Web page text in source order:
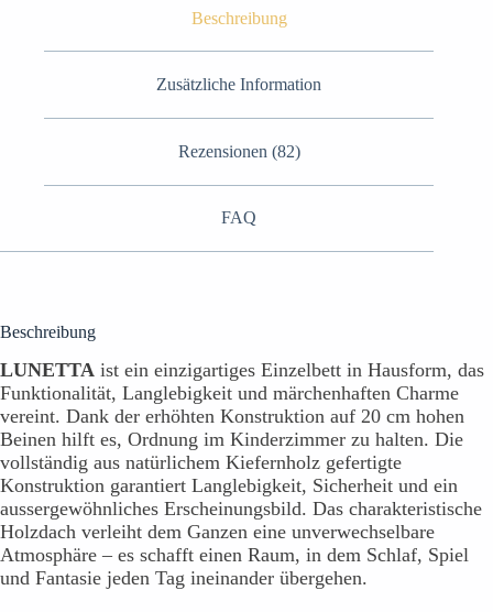
Beschreibung
Zusätzliche Information
Rezensionen (82)
FAQ
Beschreibung
LUNETTA ist ein einzigartiges Einzelbett in Hausform, das
Funktionalität, Langlebigkeit und märchenhaften Charme
vereint. Dank der erhöhten Konstruktion auf 20 cm hohen
Beinen hilft es, Ordnung im Kinderzimmer zu halten. Die
vollständig aus natürlichem Kiefernholz gefertigte
Konstruktion garantiert Langlebigkeit, Sicherheit und ein
aussergewöhnliches Erscheinungsbild. Das charakteristische
Holzdach verleiht dem Ganzen eine unverwechselbare
Atmosphäre – es schafft einen Raum, in dem Schlaf, Spiel
und Fantasie jeden Tag ineinander übergehen.